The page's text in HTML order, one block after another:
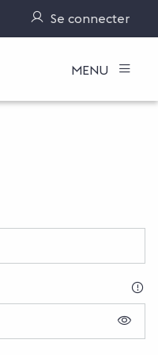
ses notifications
Se connecter
MENU